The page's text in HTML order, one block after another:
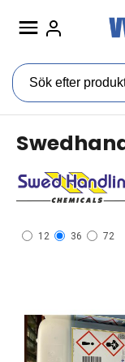
12 36 72